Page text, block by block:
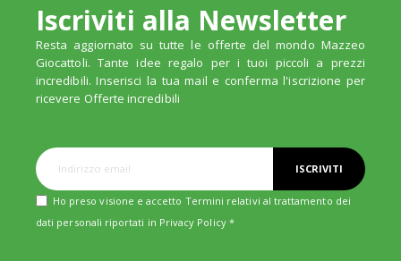
Iscriviti alla Newsletter
Resta aggiornato su tutte le offerte del mondo Mazzeo
Giocattoli. Tante idee regalo per i tuoi piccoli a prezzi
incredibili. Inserisci la tua mail e conferma l'iscrizione per
ricevere Offerte incredibili
ISCRIVITI
Ho preso visione e accetto Termini relativi al trattamento dei
dati personali riportati in Privacy Policy*